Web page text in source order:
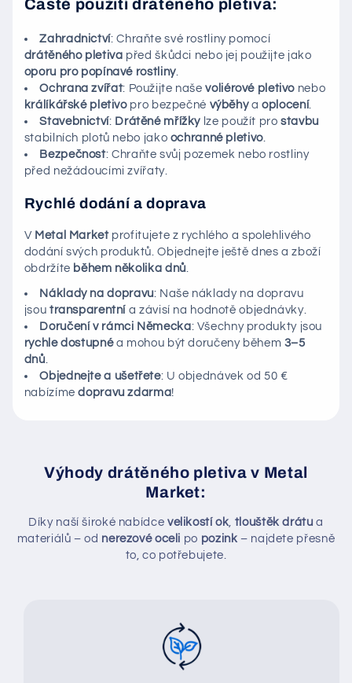
Časté použití drátěného pletiva:
Zahradnictví: Chraňte své rostliny pomocí
drátěného pletiva před škůdci nebo jej použijte jako
oporu pro popínavé rostliny.
Ochrana zvířat: Použijte naševoliérové pletivo nebo
králíkářské pletivopro bezpečné výběhyaoplocení
Stavebnictví: Drátěné mřížky lze použít prostavbu
stabilních plotů nebo jako ochranné pletivo.
Bezpečnost: Chraňte svůj pozemek nebo rostliny
před nežádoucími zvířaty.
Rychlé dodání a doprava
V Metal Marketprofitujete z rychlého a spolehlivého
dodání svých produktů. Objednejte ještě dnes a zboží
obdržíte během několika dnů.
Náklady na dopravu: Naše náklady na dopravu
jsou transparentní a závisí na hodnotě objednávky.
Doručení v rámci Německa: Všechny produkty jsou
rychle dostupnéa mohou být doručeny během 3–5
dnů
Objednejte a ušetřete: U objednávek od 50 €
nabízímedopravu zdarma!
Výhody drátěného pletiva v Metal
Market:
Díky naší široké nabídce velikostí ok tlouštěk drátu a
materiálů – od nerezové oceli po pozink – najdete přesně
to, co potřebujete.